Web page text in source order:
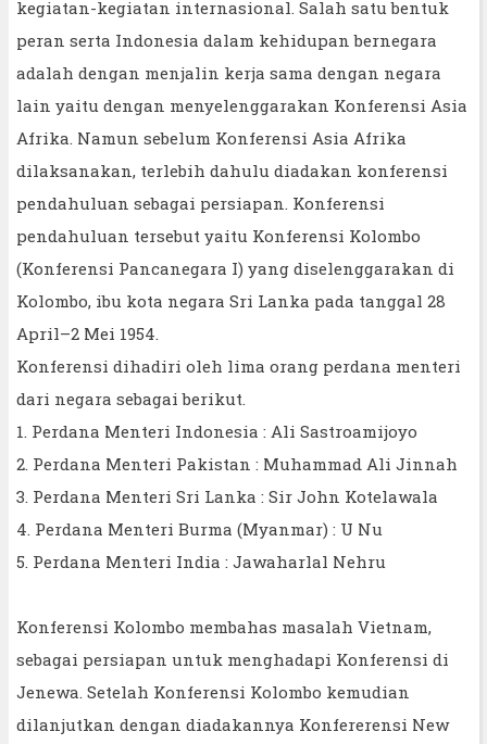
kegiatan-kegiatan internasional. Salah satu bentuk
peran serta Indonesia dalam kehidupan bernegara
adalah dengan menjalin kerja sama dengan negara
lain yaitu dengan menyelenggarakan Konferensi Asia
Afrika. Namun sebelum Konferensi Asia Afrika
dilaksanakan, terlebih dahulu diadakan konferensi
pendahuluan sebagai persiapan. Konferensi
pendahuluan tersebut yaitu Konferensi Kolombo
(Konferensi Pancanegara I) yang diselenggarakan di
Kolombo, ibu kota negara Sri Lanka pada tanggal 28
April–2 Mei 1954.
Konferensi dihadiri oleh lima orang perdana menteri
dari negara sebagai berikut.
1. Perdana Menteri Indonesia : Ali Sastroamijoyo
2. Perdana Menteri Pakistan : Muhammad Ali Jinnah
3. Perdana Menteri Sri Lanka : Sir John Kotelawala
4. Perdana Menteri Burma (Myanmar) : U Nu
5. Perdana Menteri India : Jawaharlal Nehru
Konferensi Kolombo membahas masalah Vietnam,
sebagai persiapan untuk menghadapi Konferensi di
Jenewa. Setelah Konferensi Kolombo kemudian
dilanjutkan dengan diadakannya Konfererensi New